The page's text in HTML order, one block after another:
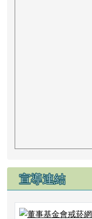
宣導連結